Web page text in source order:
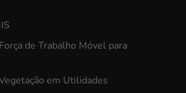
de Trabalho Móvel para
em Utilidades